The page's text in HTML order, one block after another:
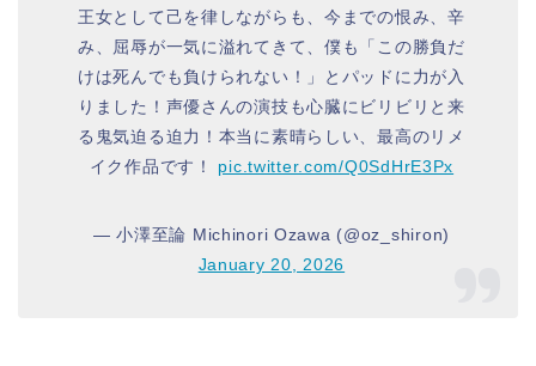
王女として己を律しながらも、今までの恨み、辛
み、屈辱が一気に溢れてきて、僕も「この勝負だ
けは死んでも負けられない！」とパッドに力が入
りました！声優さんの演技も心臓にビリビリと来
る鬼気迫る迫力！本当に素晴らしい、最高のリメ
イク作品です！ pic.twitter.com/Q0SdHrE3Px
— 小澤至論 Michinori Ozawa (@oz_shiron)
January 20, 2026